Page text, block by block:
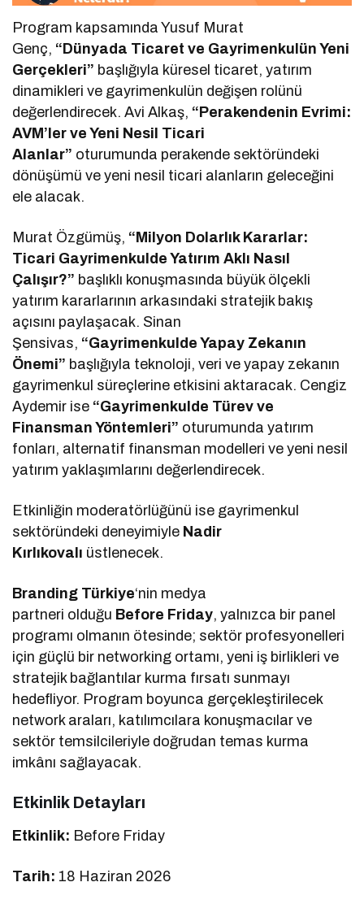
Program kapsamında Yusuf Murat
Genç, “Dünyada Ticaret ve Gayrimenkulün Yeni
Gerçekleri” başlığıyla küresel ticaret, yatırım
dinamikleri ve gayrimenkulün değişen rolünü
değerlendirecek. Avi Alkaş, “Perakendenin Evrimi:
AVM’ler ve Yeni Nesil Ticari
Alanlar” oturumunda perakende sektöründeki
dönüşümü ve yeni nesil ticari alanların geleceğini
ele alacak.
Murat Özgümüş, “Milyon Dolarlık Kararlar:
Ticari Gayrimenkulde Yatırım Aklı Nasıl
Çalışır?” başlıklı konuşmasında büyük ölçekli
yatırım kararlarının arkasındaki stratejik bakış
açısını paylaşacak. Sinan
Şensivas, “Gayrimenkulde Yapay Zekanın
Önemi” başlığıyla teknoloji, veri ve yapay zekanın
gayrimenkul süreçlerine etkisini aktaracak. Cengiz
Aydemir ise “Gayrimenkulde Türev ve
Finansman Yöntemleri” oturumunda yatırım
fonları, alternatif finansman modelleri ve yeni nesil
yatırım yaklaşımlarını değerlendirecek.
Etkinliğin moderatörlüğünü ise gayrimenkul
sektöründeki deneyimiyle Nadir
Kırlıkovalı üstlenecek.
Branding Türkiye‘nin medya
partneri olduğu Before Friday, yalnızca bir panel
programı olmanın ötesinde; sektör profesyonelleri
için güçlü bir networking ortamı, yeni iş birlikleri ve
stratejik bağlantılar kurma fırsatı sunmayı
hedefliyor. Program boyunca gerçekleştirilecek
network araları, katılımcılara konuşmacılar ve
sektör temsilcileriyle doğrudan temas kurma
imkânı sağlayacak.
Etkinlik Detayları
Etkinlik: Before Friday
Tarih: 18 Haziran 2026